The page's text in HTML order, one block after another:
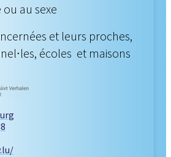
au sexe
et leurs proches,
écoles et maisons